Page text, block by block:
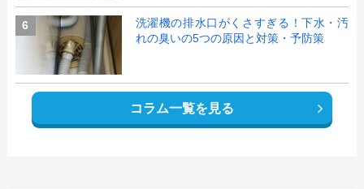
6
洗濯機の排水口がくさすぎる！下水・汚
れの臭いの5つの原因と対策・予防策
コラム一覧を見る